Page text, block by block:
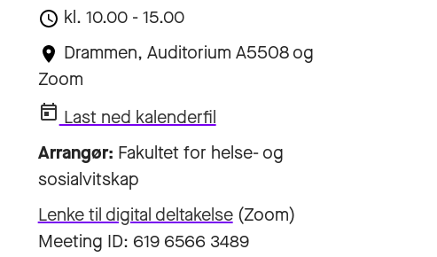
kl. 10.00 - 15.00
Drammen, Auditorium A5508 og
Zoom
Last ned kalenderfil
Arrangør: Fakultet for helse- og
sosialvitskap
Lenke til digital deltakelse(Zoom)
Meeting ID: 619 6566 3489